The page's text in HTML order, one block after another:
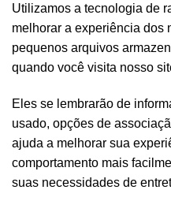
Utilizamos a tecnologia de
melhorar a experiência dos
pequenos arquivos
quando você visita nosso
Eles se lembrarão de
usado, opções de
ajuda a melhorar sua
comportamento mais
suas necessidades de